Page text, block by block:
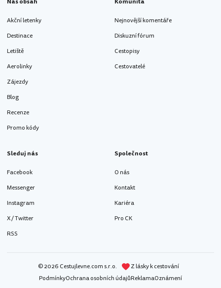
Akční letenky
Destinace
Letiště
Aerolinky
Zájezdy
Blog
Recenze
Promo kódy
Nejnovější komentáře
Diskuzní fórum
Cestopisy
Cestovatelé
Sleduj nás
Facebook
Messenger
Instagram
X / Twitter
RSS
Společnost
O nás
Kontakt
Kariéra
Pro CK
© 2026 Cestujlevne.com s.r.o.
Z lásky k cestování
PodmínkyOchrana osobních údajůReklamaOznámení